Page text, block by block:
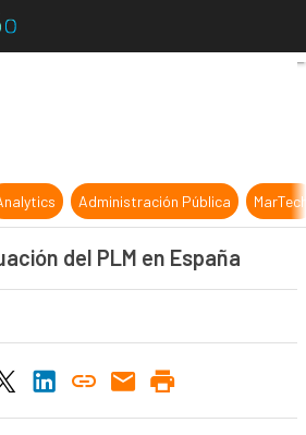
IDC desvela la situación del PLM
Administración Pública
del PLM en España